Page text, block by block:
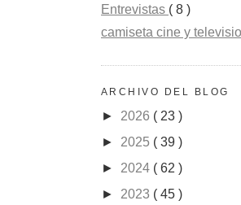
Entrevistas ( 8 )
camiseta cine y
ARCHIVO DEL BLOG
► 2026 ( 23 )
► 2025 ( 39 )
► 2024 ( 62 )
► 2023 ( 45 )